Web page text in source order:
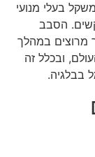
בעלי מנועי
הסבב
מרוצים במהלך
ובכלל זה
בבלגיה.